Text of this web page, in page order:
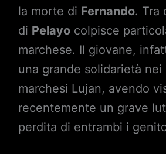
la morte di Fernando. Tra
di Pelayocolpisce
marchese. Il giovane,
una grande solidarietà
marchesi Lujan, avendo
recentemente un grave
perdita di entrambi i